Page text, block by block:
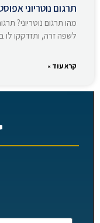
תרגום נוטריוני
מהו תרגום נוטריוני?
לשפה זרה, ותזדקקו
קרא עוד »